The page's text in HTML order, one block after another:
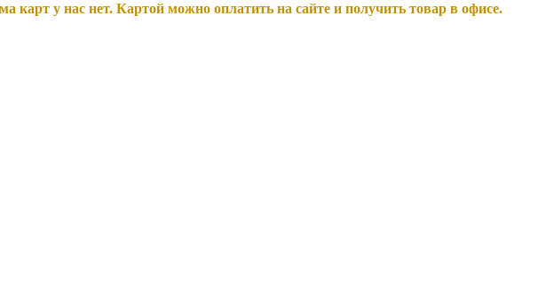
у нас нет. Картой можно оплатить на сайте и получить товар в офисе.